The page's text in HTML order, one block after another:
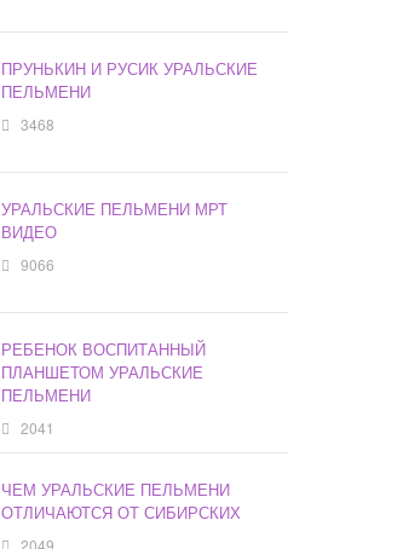
ПРУНЬКИН И РУСИК УРАЛЬСКИЕ
ПЕЛЬМЕНИ
3468
УРАЛЬСКИЕ ПЕЛЬМЕНИ МРТ
ВИДЕО
9066
РЕБЕНОК ВОСПИТАННЫЙ
ПЛАНШЕТОМ УРАЛЬСКИЕ
ПЕЛЬМЕНИ
2041
ЧЕМ УРАЛЬСКИЕ ПЕЛЬМЕНИ
ОТЛИЧАЮТСЯ ОТ СИБИРСКИХ